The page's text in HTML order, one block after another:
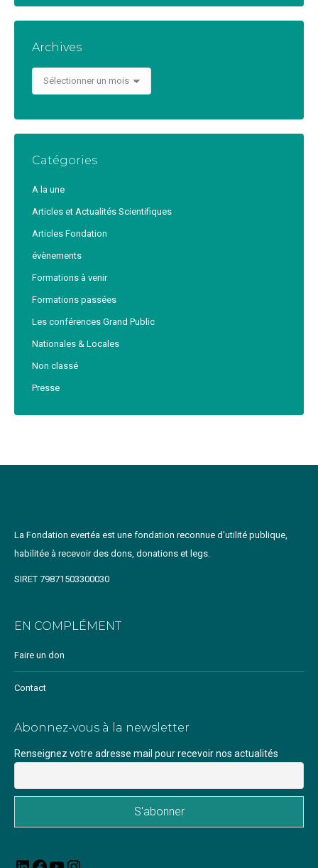
Archives
Archives
Catégories
A la une
Articles et Actualités Scientifiques
Articles Fondation
évènements
Formations à venir
Formations passées
Les conférences Grand Public
Nationales & Locales
Non classé
Presse
La Fondation evertéa est une fondation reconnue d'utilité publique,
habilitée à recevoir des dons, donations et legs.
SIRET 79871503300030
EN COMPLÉMENT
Faire un don
Contact
Abonnez-vous à la newsletter
Renseignez votre adresse mail pour recevoir nos actualités